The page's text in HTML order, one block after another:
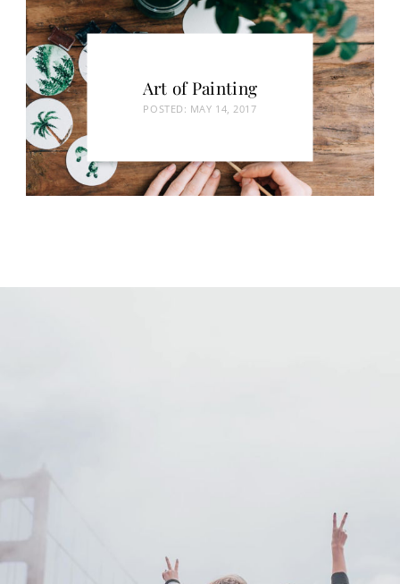
Art of Painting
POSTED: MAY 14, 2017